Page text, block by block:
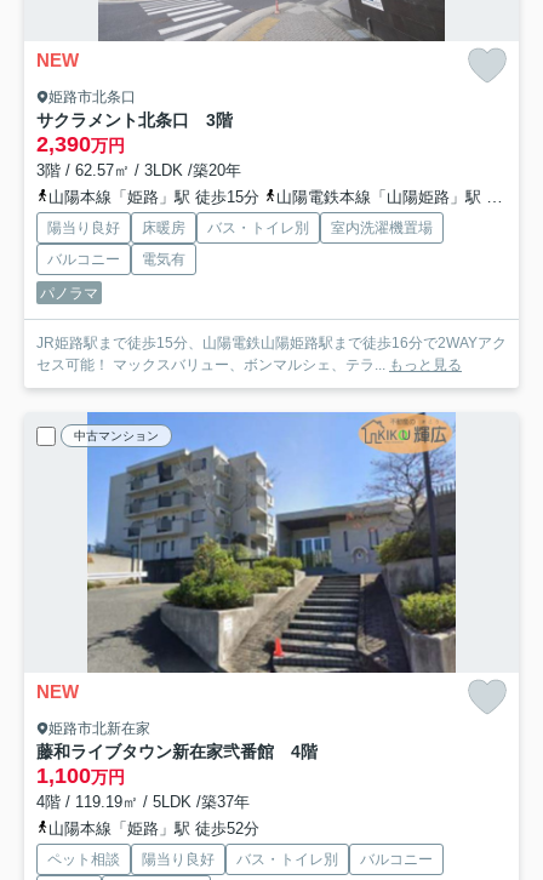
NEW
姫路市北条口
サクラメント北条口 3階
2,390万円
3階 / 62.57㎡ / 3LDK /築20年
山陽本線「姫路」駅 徒歩15分
山陽電鉄本線「山陽姫路」駅 徒歩16分
陽当り良好 床暖房 バス・トイレ別
室内洗濯機置場
バルコニー
電気有
パノラマ
JR姫路駅まで徒歩15分、山陽電鉄山陽姫路駅まで徒歩16分で2WAYアク
セス可能！ マックスバリュー、ボンマルシェ、テラ...
もっと見る
中古マンション
NEW
姫路市北新在家
藤和ライブタウン新在家弐番館 4階
1,100万円
4階 / 119.19㎡ / 5LDK /築37年
山陽本線「姫路」駅 徒歩52分
ペット相談 陽当り良好 バス・トイレ別
バルコニー